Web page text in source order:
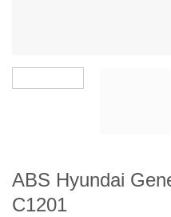
ABS Hyundai
C1201